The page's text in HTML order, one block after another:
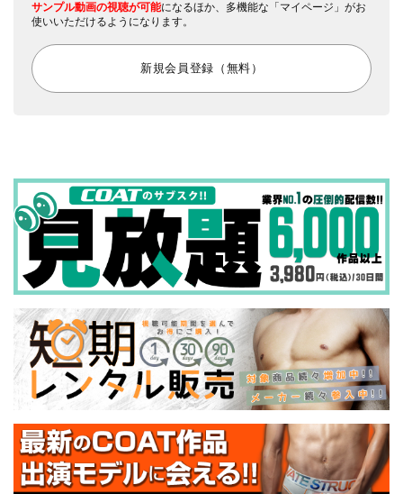
サンプル動画の視聴が可能になるほか、多機能な「マイページ」がお
使いいただけるようになります。